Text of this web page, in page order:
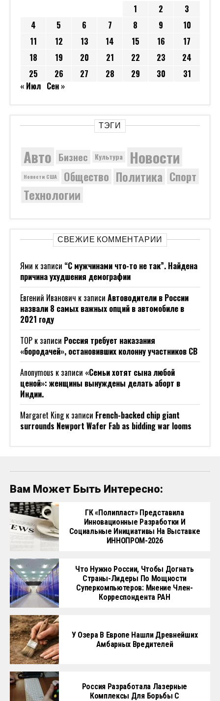
1 2
3
4
5 6 7 8 9
10
11
12 13 14 15 16
17
18
19 20 21 22 23
24
25
26 27 28 29 30
31
« Июл Сен »
ТЭГИ
Авто Бизнес Культура Новости
Новости США Общество Политика Спорт
Технологии
СВЕЖИЕ КОММЕНТАРИИ
Ями к записи “С мужчинами что-то не так”. Найдена
причина ухудшения демографии
Евгений Иванович к записи Автоводители в России
назвали 8 самых важных опций в автомобиле в
2021 году
ТОР к записи Россия требует наказания
«бородачей», остановивших колонну участников СВ
Anonymous к записи «Семьи хотят сына любой
ценой»: женщины вынуждены делать аборт в
Индии.
Margaret Kingк записи French-backed chip giant
surrounds Newport Wafer Fab as bidding war looms
Вам Может Быть Интересно:
ГК «Полипласт» Представила
Инновационные Разработки И
Социальные Инициативы На Выставке
ИННОПРОМ-2026
Что Нужно России, Чтобы Догнать
Страны-Лидеры По Мощности
Суперкомпьютеров: Мнение Член-
Корреспондента РАН
У Озера В Европе Нашли Древнейших
Амбарных Вредителей
Россия Разработала Лазерные
Комплексы Для Борьбы С